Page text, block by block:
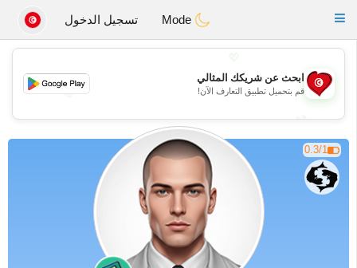
Tunisia Dating
Toggle
تسجيل الدخول
💖
💕
💕
ابحث عن شريكك المثالي
قم بتحميل تطبيق التعارف الآن!
0.3/1